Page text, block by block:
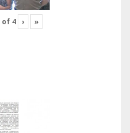
of 4 › »